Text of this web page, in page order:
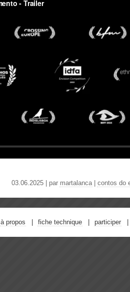
03.06.2025 | par martalanca| contos do
à propos fiche technique participer